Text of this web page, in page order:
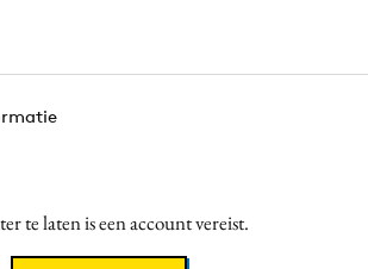
te laten is een account vereist.